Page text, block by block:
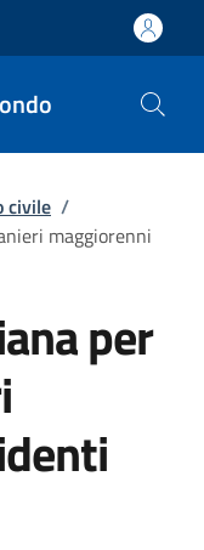
civile /
maggiorenni
per